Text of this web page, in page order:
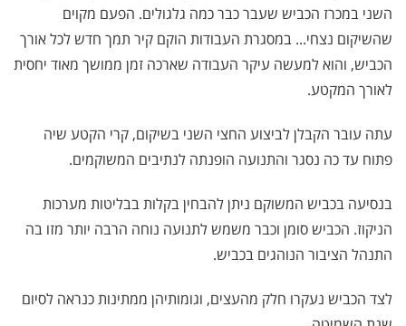
השני במכרז הכביש שעבר כבר כמה גלגולים. הפעם מקוים
שהשיקום נצחי... במסגרת העבודות הוקם קיר תמך חדש לכל אורך
הכביש, והוא למעשה עיקר העבודה שארכה זמן ממושך מאוד יחסית
לאורך המקטע.
עתה עובר הקבלן לביצוע החצי השני בשיקום, קרי הקטע שיה
פתוח עד כה נסגר והתנועה הופנתה לנתיבים המשוקמים.
בנסיעה בכביש המשוקם ניתן להבחין בקלות בבליטות מערכות
הניקוז. הכביש סומן וכבר משמש לתנועה נוחה הרבה יותר מזו בה
התנהל הציבור הנוהגים בכביש.
לצד הכביש נעקרו חלק מהעצים, וגומותיהן ממתינות כנראה לסיום